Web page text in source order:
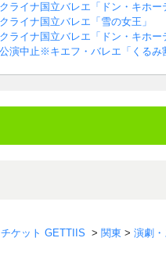
ライナ国立バレエ「ドン・キホー
ライナ国立バレエ「雪の女王」
ライナ国立バレエ「ドン・キホー
演中止※キエフ・バレエ「くるみ
チケット GETTIIS > 関東 > 演劇